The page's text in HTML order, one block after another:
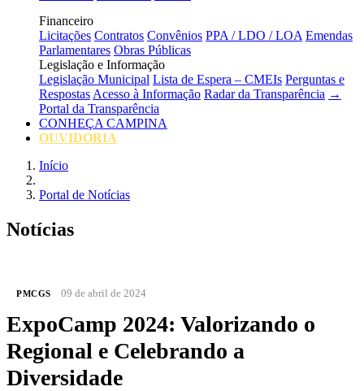
Financeiro
Licitações Contratos Convênios PPA / LDO / LOA Emendas
Parlamentares Obras Públicas
Legislação e Informação
Legislação Municipal Lista de Espera – CMEIs Perguntas e
Respostas Acesso à Informação Radar da Transparência →
Portal da Transparência
CONHEÇA CAMPINA
OUVIDORIA
Início
Portal de Notícias
Notícias
PMCGS 09 de abril de 2024
ExpoCamp 2024: Valorizando o
Regional e Celebrando a
Diversidade